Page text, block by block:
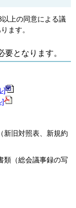
上の同意による議
ます。
となります。
]
]
新旧対照表、新規約
類（総会議事録の写